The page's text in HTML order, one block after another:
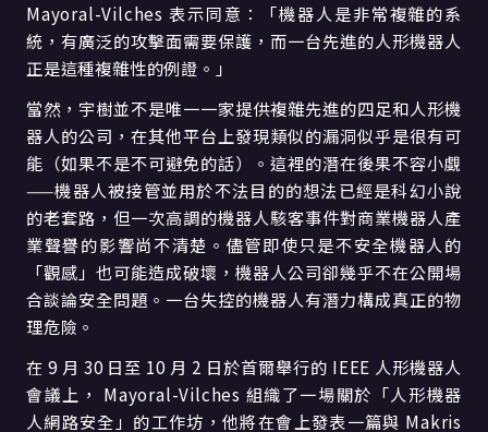
Mayoral-Vilches 表示同意：「機器人是非常複雜的系
統，有廣泛的攻擊面需要保護，而一台先進的人形機器人
正是這種複雜性的例證。」
當然，宇樹並不是唯一一家提供複雜先進的四足和人形機
器人的公司，在其他平台上發現類似的漏洞似乎是很有可
能（如果不是不可避免的話）。這裡的潛在後果不容小覷
——機器人被接管並用於不法目的的想法已經是科幻小說
的老套路，但一次高調的機器人駭客事件對商業機器人產
業聲譽的影響尚不清楚。儘管即使只是不安全機器人的
「觀感」也可能造成破壞，機器人公司卻幾乎不在公開場
合談論安全問題。一台失控的機器人有潛力構成真正的物
理危險。
在 9 月 30 日至 10 月 2 日於首爾舉行的 IEEE 人形機器人
會議上， Mayoral-Vilches 組織了一場關於「人形機器
人網路安全」的工作坊，他將在會上發表一篇與 Makris